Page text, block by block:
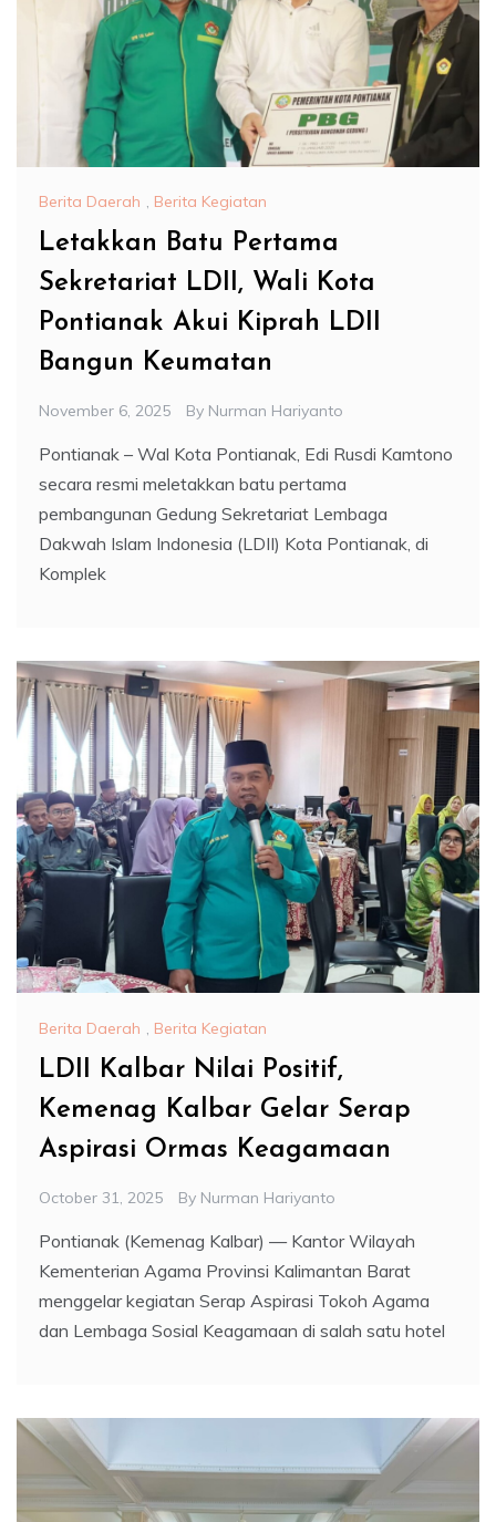
Berita Daerah , Berita Kegiatan
Letakkan Batu Pertama
Sekretariat LDII, Wali Kota
Pontianak Akui Kiprah LDII
Bangun Keumatan
November 6, 2025 By Nurman Hariyanto
Pontianak – Wal Kota Pontianak, Edi Rusdi Kamtono
secara resmi meletakkan batu pertama
pembangunan Gedung Sekretariat Lembaga
Dakwah Islam Indonesia (LDII) Kota Pontianak, di
Komplek
Berita Daerah , Berita Kegiatan
LDII Kalbar Nilai Positif,
Kemenag Kalbar Gelar Serap
Aspirasi Ormas Keagamaan
October 31, 2025 By Nurman Hariyanto
Pontianak (Kemenag Kalbar) — Kantor Wilayah
Kementerian Agama Provinsi Kalimantan Barat
menggelar kegiatan Serap Aspirasi Tokoh Agama
dan Lembaga Sosial Keagamaan di salah satu hotel